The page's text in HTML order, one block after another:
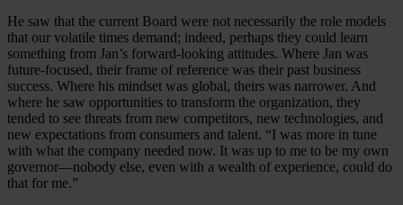
He saw that the current Board were not necessarily the role models
that our volatile times demand; indeed, perhaps they could learn
something from Jan’s forward-looking attitudes. Where Jan was
future-focused, their frame of reference was their past business
success. Where his mindset was global, theirs was narrower. And
where he saw opportunities to transform the organization, they
tended to see threats from new competitors, new technologies, and
new expectations from consumers and talent. “I was more in tune
with what the company needed now. It was up to me to be my own
governor—nobody else, even with a wealth of experience, could do
that for me.”